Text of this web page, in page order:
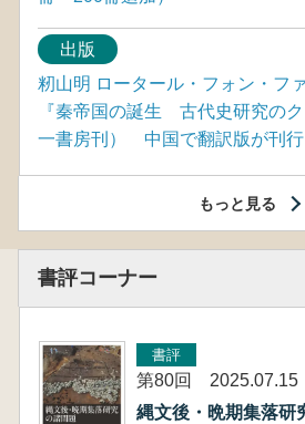
出版
籾山明 ロータール・フォン・フ
『秦帝国の誕生 古代史研究の
一書房刊） 中国で翻訳版が刊行
もっと見る
書評コーナー
書評
第80回 2025.07.15
縄文後・晩期集落研